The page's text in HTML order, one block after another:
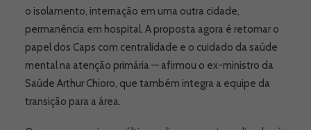
o isolamento, internação em uma outra cidade,
permanência em hospital. A proposta agora é retomar o
papel dos Caps com centralidade e o cuidado da saúde
mental na atenção primária — afirmou o ex-ministro da
Saúde Arthur Chioro, que também integra a equipe da
transição para a área.